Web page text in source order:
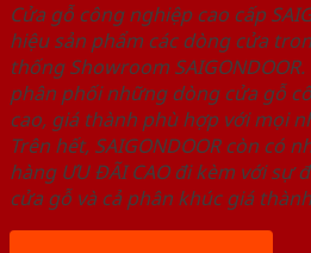
Cửa gỗ công nghiệp cao cấp
hiệu sản phẩm các dòng cửa
thống Showroom
phân phối những dòng cửa gỗ
cao, giá thành phù hợp với mọi
Trên hết, SAIGONDOOR còn có
hàng ƯU ĐÃI CAO đi kèm với sự
cửa gỗ và cả phân khúc giá